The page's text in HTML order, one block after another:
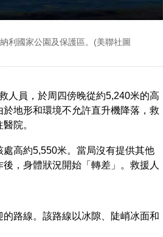
利國家公園及保護區。(美聯社圖
人員，於周四傍晚從約5,240米的高
地形和環境不允許直升機降落，救
院。
高約5,550米。當局沒有提供其他
，身體狀況開始「轉差」。救援人
路線。該路線以冰隙、陡峭冰面和